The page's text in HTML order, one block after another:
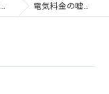
電気料金の嘘と真実